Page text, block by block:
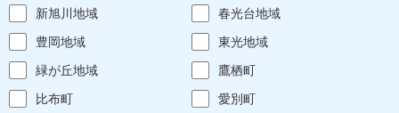
新旭川地域
春光台地域
豊岡地域
東光地域
緑が丘地域
鷹栖町
比布町
愛別町